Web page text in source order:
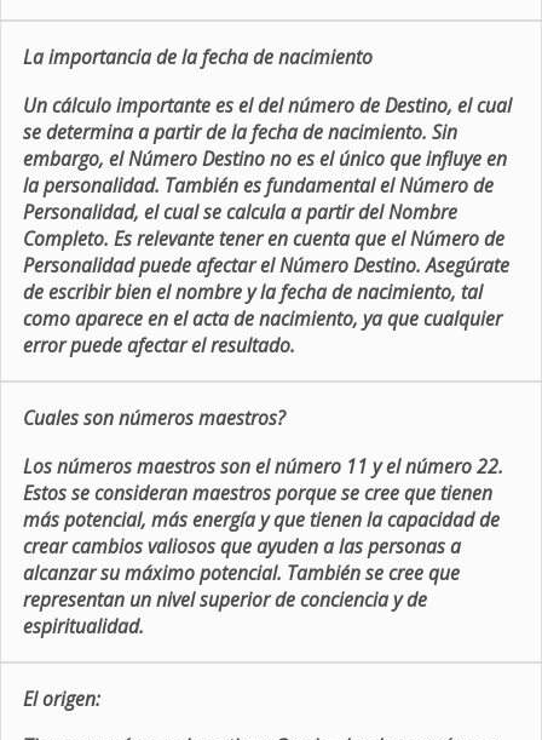
La importancia de la fecha de nacimiento
Un cálculo importante es el del número de Destino, el cual
se determina a partir de la fecha de nacimiento. Sin
embargo, el Número Destino no es el único que influye en
la personalidad. También es fundamental el Número de
Personalidad, el cual se calcula a partir del Nombre
Completo. Es relevante tener en cuenta que el Número de
Personalidad puede afectar el Número Destino. Asegúrate
de escribir bien el nombre y la fecha de nacimiento, tal
como aparece en el acta de nacimiento, ya que cualquier
error puede afectar el resultado.
Cuales son números maestros?
Los números maestros son el número 11 y el número 22.
Estos se consideran maestros porque se cree que tienen
más potencial, más energía y que tienen la capacidad de
crear cambios valiosos que ayuden a las personas a
alcanzar su máximo potencial. También se cree que
representan un nivel superior de conciencia y de
espiritualidad.
El origen: